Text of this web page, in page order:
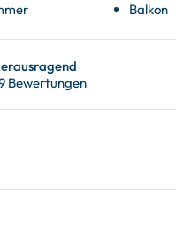
Balkon
Bewertungen